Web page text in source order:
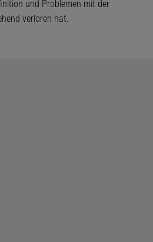
und Problemen mit der
verloren hat.